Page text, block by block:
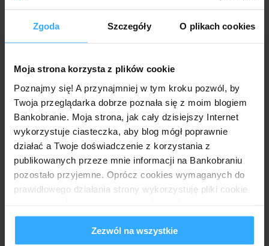
Zgoda Szczegóły O plikach cookies
Moja strona korzysta z plików cookie
Poznajmy się! A przynajmniej w tym kroku pozwól, by
Twoja przeglądarka dobrze poznała się z moim blogiem
Bankobranie. Moja strona, jak cały dzisiejszy Internet
wykorzystuje ciasteczka, aby blog mógł poprawnie
działać a Twoje doświadczenie z korzystania z
publikowanych przeze mnie informacji na Bankobraniu
pozostało przyjemne. Oprócz cookies wymaganych do
prawidłowego działania strony wykorzystuję pliki cookie
analizować ruch w mojej witrynie. Informacje o tym, jak
korzystasz z bloga, udostępniam moim partnerom
Zezwól na wszystkie
No mi się nie udało :( szkoda..
Anonimowy 10 marca 2015 20:42
Czy na tych lokatach już w ogóle da się cokolwiek zarobić?
4,5%, teraz 4%, za chwilę jeszcze mniej pewnie. A tak
dawno temu można było zgarnąć 5, 6, a nawet 7%. Inna
bajka. Teraz odsetki ledwo widać.
Odpowiedz
Anonimowy
11 marca 2015 06:13
Odpowiedz